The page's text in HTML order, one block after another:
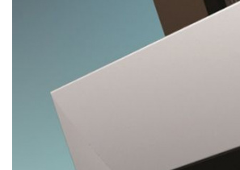
МОСКИТНЫЕ СЕТКИ
УСИЛЕННЫЕ